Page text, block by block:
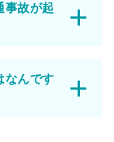
事故が起
なんです